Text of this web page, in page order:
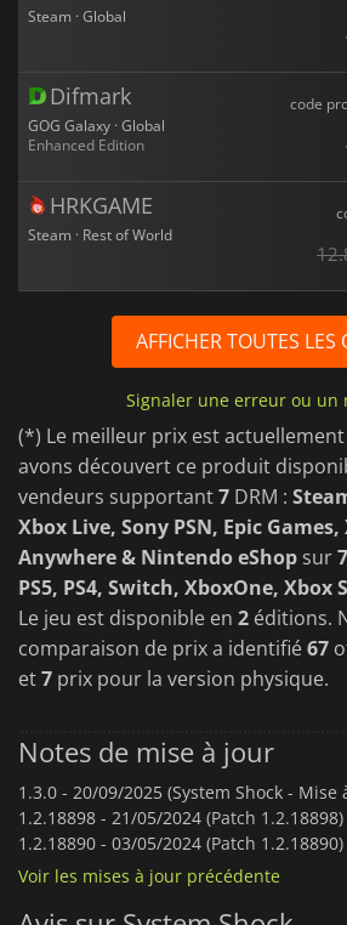
Steam · Global
Difmark
GOG Galaxy · Global
Enhanced Edition
code
HRKGAME
Steam · Rest of World
AFFICHER TOUTES LES
Signaler une erreur ou un
(*) Le meilleur prix est
avons découvert ce produit
vendeurs supportant7 DRM :
Xbox Live, Sony PSN, Epic
Anywhere & Nintendo eShop sur7
PS5, PS4, Switch, XboxOne, Xbox
Le jeu est disponible en 2 éditions.
comparaison de prix a identifié67
et7 prix pour la version physique.
Notes de mise à jour
1.3.0 - 20/09/2025 (System Shock - Mise
1.2.18898 - 21/05/2024 (Patch 1.2.18898)
1.2.18890 - 03/05/2024 (Patch 1.2.18890)
Voir les mises à jour précédente